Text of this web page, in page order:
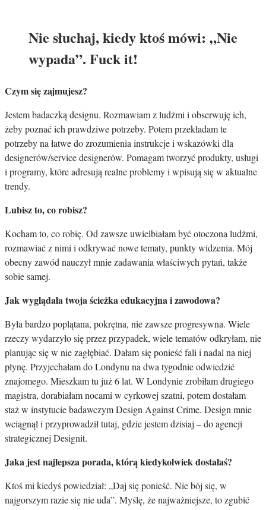
Nie słuchaj, kiedy ktoś mówi: „Nie
wypada”. Fuck it!
Czym się zajmujesz?
Jestem badaczką designu. Rozmawiam z ludźmi i obserwuję ich,
żeby poznać ich prawdziwe potrzeby. Potem przekładam te
potrzeby na łatwe do zrozumienia instrukcje i wskazówki dla
designerów/service designerów. Pomagam tworzyć produkty, usługi
i programy, które adresują realne problemy i wpisują się w aktualne
trendy.
Lubisz to, co robisz?
Kocham to, co robię. Od zawsze uwielbiałam być otoczona ludźmi,
rozmawiać z nimi i odkrywać nowe tematy, punkty widzenia. Mój
obecny zawód nauczył mnie zadawania właściwych pytań, także
sobie samej.
Jak wyglądała twoja ścieżka edukacyjna i zawodowa?
Była bardzo poplątana, pokrętna, nie zawsze progresywna. Wiele
rzeczy wydarzyło się przez przypadek, wiele tematów odkryłam, nie
planując się w nie zagłębiać. Dałam się ponieść fali i nadal na niej
płynę. Przyjechałam do Londynu na dwa tygodnie odwiedzić
znajomego. Mieszkam tu już 6 lat. W Londynie zrobiłam drugiego
magistra, dorabiałam nocami w cyrkowej szatni, potem dostałam
staż w instytucie badawczym Design Against Crime. Design mnie
wciągnął i przyprowadził tutaj, gdzie jestem dzisiaj – do agencji
strategicznej Designit.
Jaka jest najlepsza porada, którą kiedykolwiek dostałaś?
Ktoś mi kiedyś powiedział: „Daj się ponieść. Nie bój się, w
najgorszym razie się nie uda”. Myślę, że najważniejsze, to zgubić